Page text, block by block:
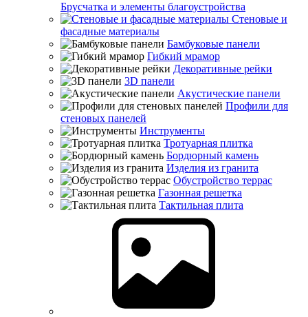
Брусчатка и элементы благоустройства
Стеновые и
фасадные материалы
Бамбуковые панели
Гибкий мрамор
Декоративные рейки
3D панели
Акустические панели
Профили для
стеновых панелей
Инструменты
Тротуарная плитка
Бордюрный камень
Изделия из гранита
Обустройство террас
Газонная решетка
Тактильная плита